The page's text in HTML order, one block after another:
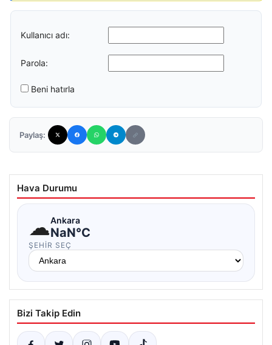
Kullanıcı adı:
Parola:
Beni hatırla
Paylaş:
Hava Durumu
☁Ankara
NaN°C
ŞEHIR SEÇ
Bizi Takip Edin